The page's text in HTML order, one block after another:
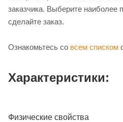
заказчика. Выберите наиболее
сделайте заказ.
Ознакомьтесь со всем списком
Характеристики:
Физические свойства